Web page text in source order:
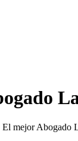
El mejor Abogado